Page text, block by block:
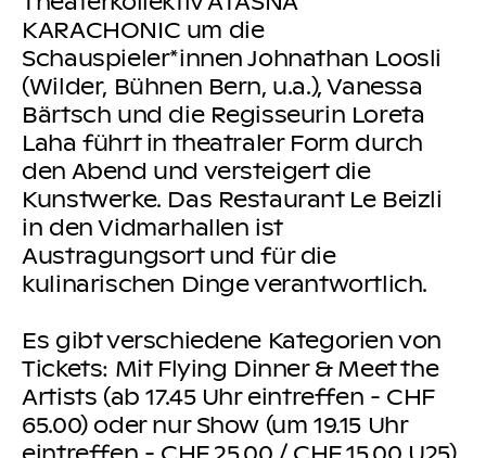
KARACHONIC um die
Schauspieler*innen Johnathan Loosli
(Wilder, Bühnen Bern, u.a.), Vanessa
Bärtsch und die Regisseurin Loreta
Laha führt in theatraler Form durch
den Abend und versteigert die
Kunstwerke. Das Restaurant Le Beizli
in den Vidmarhallen ist
Austragungsort und für die
kulinarischen Dinge verantwortlich.
Es gibt verschiedene Kategorien von
Tickets: Mit Flying Dinner & Meet the
Artists (ab 17.45 Uhr eintreffen - CHF
65.00) oder nur Show (um 19.15 Uhr